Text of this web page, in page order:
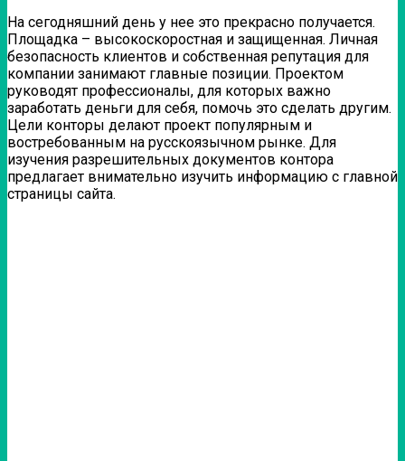
На сегодняшний день у нее это прекрасно получается.
Площадка – высокоскоростная и защищенная. Личная
безопасность клиентов и собственная репутация для
компании занимают главные позиции. Проектом
руководят профессионалы, для которых важно
заработать деньги для себя, помочь это сделать другим.
Цели конторы делают проект популярным и
востребованным на русскоязычном рынке. Для
изучения разрешительных документов контора
предлагает внимательно изучить информацию с главной
страницы сайта.